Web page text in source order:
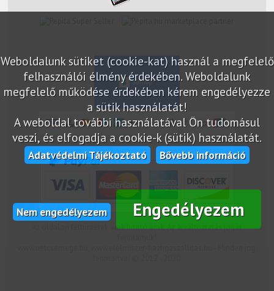
Weboldalunk sütiket (cookie-kat) használ a megfelelő
felhasználói élmény érdekében. Weboldalunk
megfelelő működése érdekében kérem engedélyezze
a sütik használatát!
A weboldal további használatával Ön tudomásul
veszi, és elfogadja a cookie-k (sütik) használatát.
Adatvédelmi Tájékoztató Bővebb információ
Nem engedélyezem Engedélyezem
Az oldalon feltüntetek árak bruttó árak. Az árváltoztatás jogát